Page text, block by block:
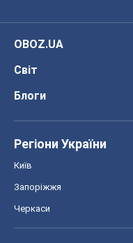
OBOZ.UA
Світ
Блоги
Регіони України
Київ
Запоріжжя
Черкаси